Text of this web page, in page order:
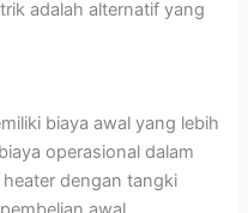
adalah alternatif yang
biaya awal yang lebih
operasional dalam
dengan tangki